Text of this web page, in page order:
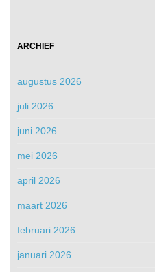
ARCHIEF
augustus 2026
juli 2026
juni 2026
mei 2026
april 2026
maart 2026
februari 2026
januari 2026